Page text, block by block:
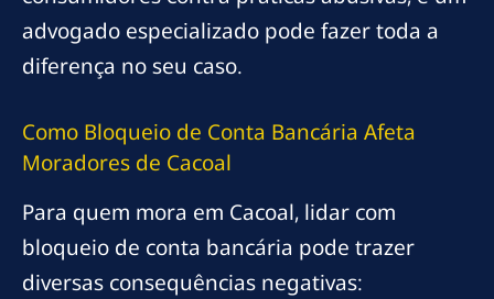
advogado especializado pode fazer toda a
diferença no seu caso.
Como Bloqueio de Conta Bancária Afeta
Moradores de Cacoal
Para quem mora em Cacoal, lidar com
bloqueio de conta bancária pode trazer
diversas consequências negativas: